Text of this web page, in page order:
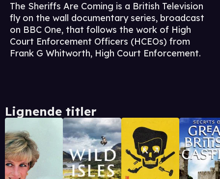
The Sheriffs Are Coming is a British Television
fly on the wall documentary series, broadcast
on BBC One, that follows the work of High
Court Enforcement Officers (HCEOs) from
Frank G Whitworth, High Court Enforcement.
Lignende titler